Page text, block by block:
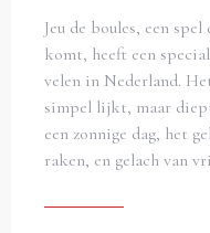
Jeu de boules, een
komt, heeft een
velen in Nederland.
simpel lijkt, maar
een zonnige dag, het
raken, en gelach van